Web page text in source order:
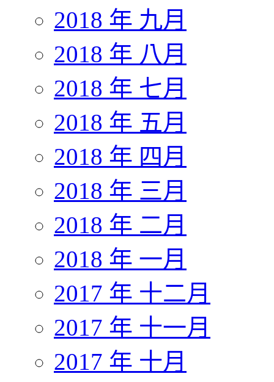
2018 年 九月
2018 年 八月
2018 年 七月
2018 年 五月
2018 年 四月
2018 年 三月
2018 年 二月
2018 年 一月
2017 年 十二月
2017 年 十一月
2017 年 十月